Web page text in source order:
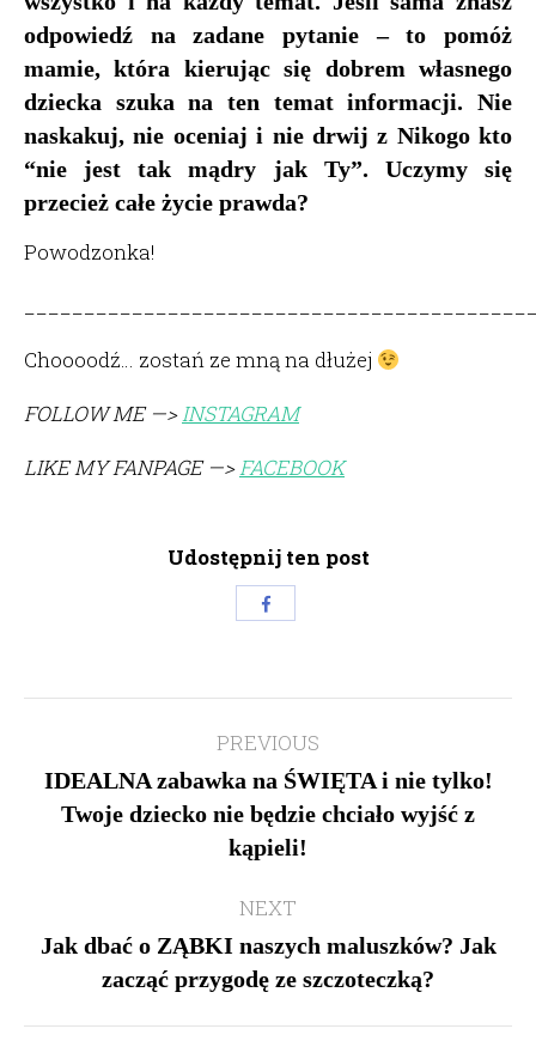
odpowiedź na zadane pytanie – to pomóż
mamie, która kierując się dobrem własnego
dziecka szuka na ten temat informacji. Nie
naskakuj, nie oceniaj i nie drwij z Nikogo kto
“nie jest tak mądry jak Ty”. Uczymy się
przecież całe życie prawda?
Powodzonka!
Choooodź… zostań ze mną na dłużej
FOLLOW ME —>INSTAGRAM
LIKE MY FANPAGE —>FACEBOOK
Udostępnij ten post
Share
navigation
PREVIOUS
Previous
post:
IDEALNA zabawka na ŚWIĘTA i nie tylko!
Twoje dziecko nie będzie chciało wyjść z
kąpieli!
NEXT
Next
Jak dbać o ZĄBKI naszych maluszków? Jak
zacząć przygodę ze szczoteczką?